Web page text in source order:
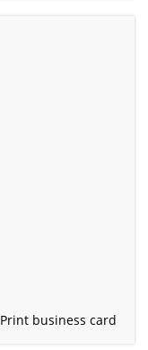
Print business card